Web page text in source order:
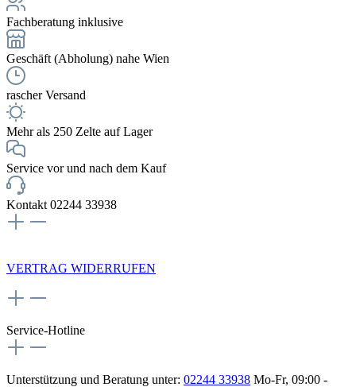
Fachberatung inklusive
Geschäft (Abholung) nahe Wien
rascher Versand
Mehr als 250 Zelte auf Lager
Service vor und nach dem Kauf
Kontakt 02244 33938
VERTRAG WIDERRUFEN
Service-Hotline
Unterstützung und Beratung unter: 02244 33938 Mo-Fr, 09:00 -